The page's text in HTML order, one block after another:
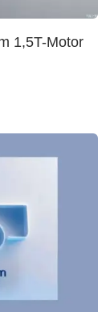
1,5T-Motor